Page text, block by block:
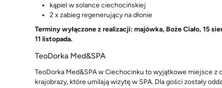
kąpiel w solance ciechocińskiej
2 x zabieg regenerujący na dłonie
Terminy wyłączone z realizacji: majówka, Boże Ciało, 15
11 listopada.
TeoDorka Med&SPA
TeoDorka Med&SPA w Ciechocinku to wyjątkowe miejsce z
krajobrazy, które umilają wizytę w SPA. Dla gości zostały